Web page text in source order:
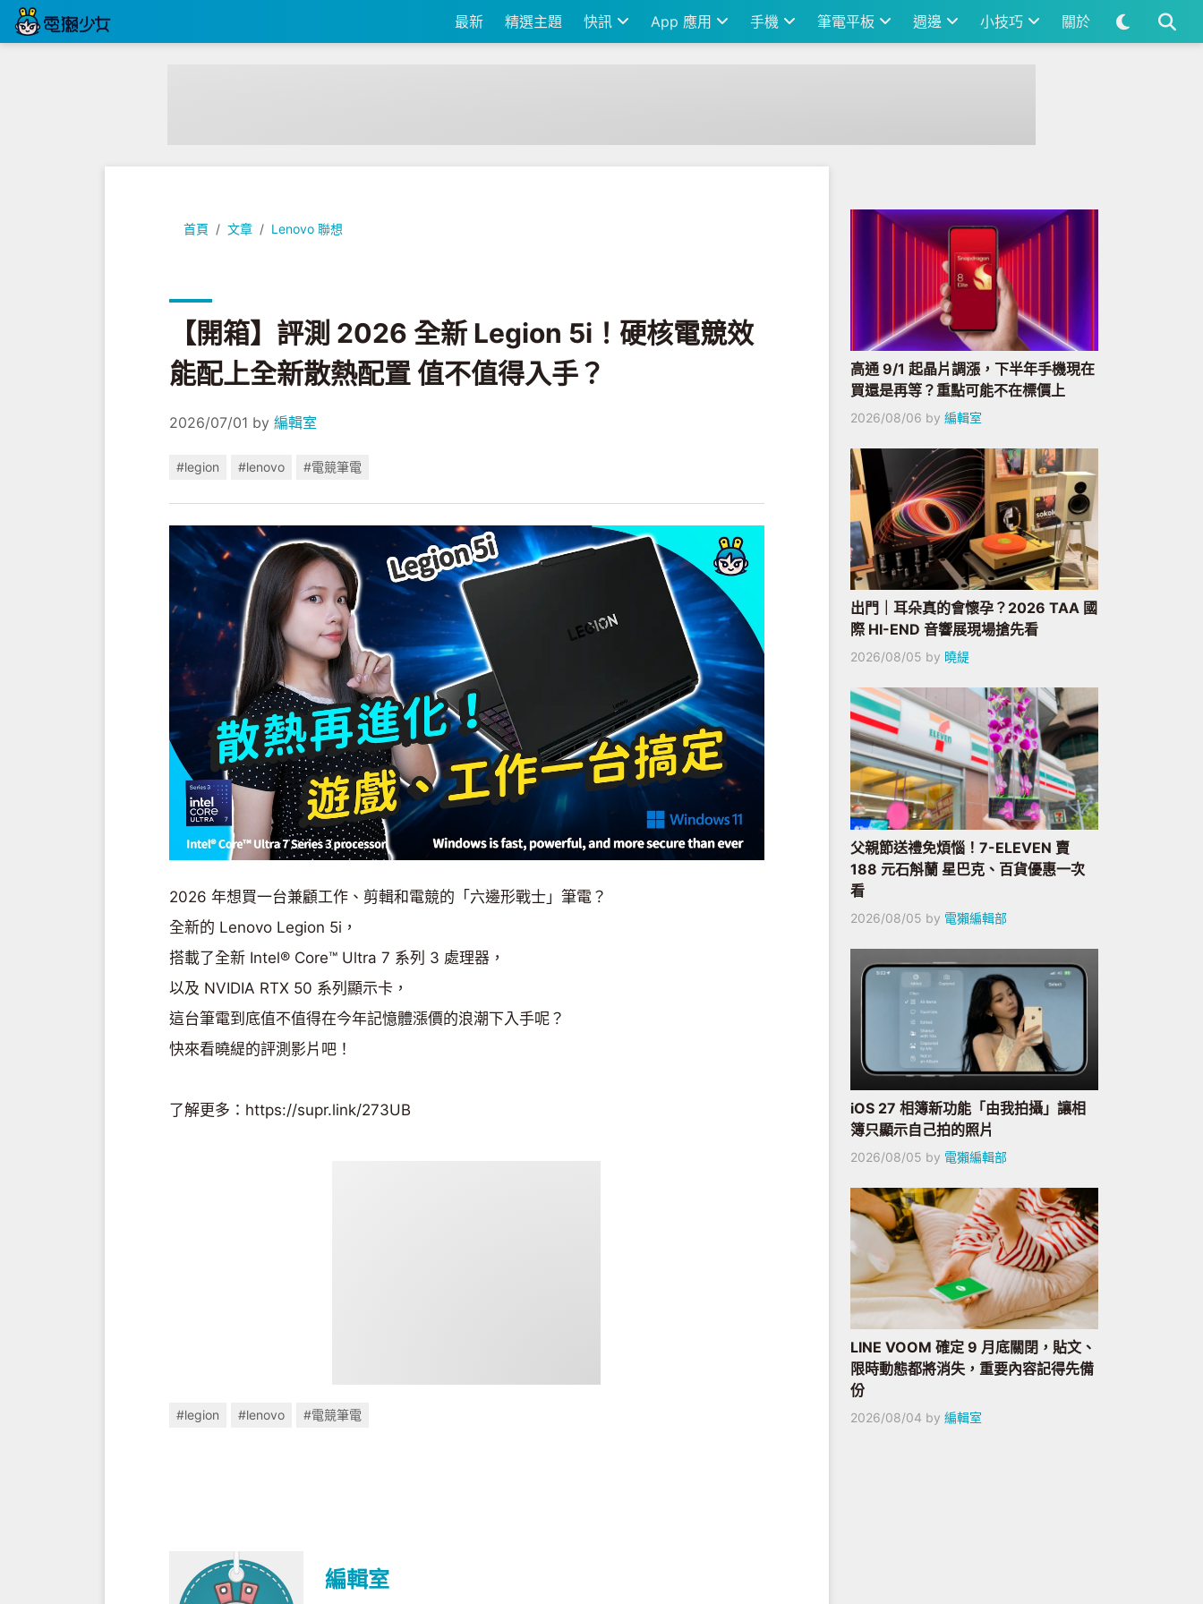
最新 精選主題 快訊 App 應用 手機 筆電平板 週邊 小技巧 關於
首頁 文章 Lenovo 聯想
【開箱】評測 2026 全新 Legion 5i！硬核電競效能配上全新散熱配置 值不值得入手？
【開箱】評測 2026 全新 Legion 5i！硬核電競效
能配上全新散熱配置 值不值得入手？
2026/07/01 by 編輯室
#legion #lenovo #電競筆電
2026 年想買一台兼顧工作、剪輯和電競的「六邊形戰士」筆電？
全新的 Lenovo Legion 5i，
搭載了全新 Intel® Core™ Ultra 7 系列 3 處理器，
以及 NVIDIA RTX 50 系列顯示卡，
這台筆電到底值不值得在今年記憶體漲價的浪潮下入手呢？
快來看曉緹的評測影片吧！
了解更多：https://supr.link/273UB
#legion #lenovo #電競筆電
編輯室
高通 9/1 起晶片調漲，下半年手機現在
買還是再等？重點可能不在標價上
2026/08/06 by 編輯室
出門｜耳朵真的會懷孕？2026 TAA 國
際 HI-END 音響展現場搶先看
2026/08/05 by 曉緹
父親節送禮免煩惱！7-ELEVEN 賣
188 元石斛蘭 星巴克、百貨優惠一次
看
2026/08/05 by 電獺編輯部
iOS 27 相簿新功能「由我拍攝」讓相
簿只顯示自己拍的照片
2026/08/05 by 電獺編輯部
LINE VOOM 確定 9 月底關閉，貼文、
限時動態都將消失，重要內容記得先備
份
2026/08/04 by 編輯室